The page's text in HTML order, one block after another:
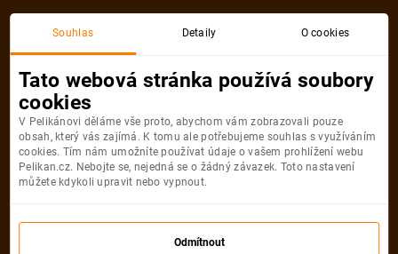
Akční letenka
Litujeme, akční letenka do města už
není dostupná
Souhlas Detaily O cookies
Tato webová stránka používá soubory
cookies
V Pelikánovi děláme vše proto, abychom vám zobrazovali pouze
obsah, který vás zajímá. K tomu ale potřebujeme souhlas s využíváním
cookies. Tím nám umožníte používat údaje o vašem prohlížení webu
Pelikan.cz. Nebojte se, nejedná se o žádný závazek. Toto nastavení
můžete kdykoli upravit nebo vypnout.
Odmítnout